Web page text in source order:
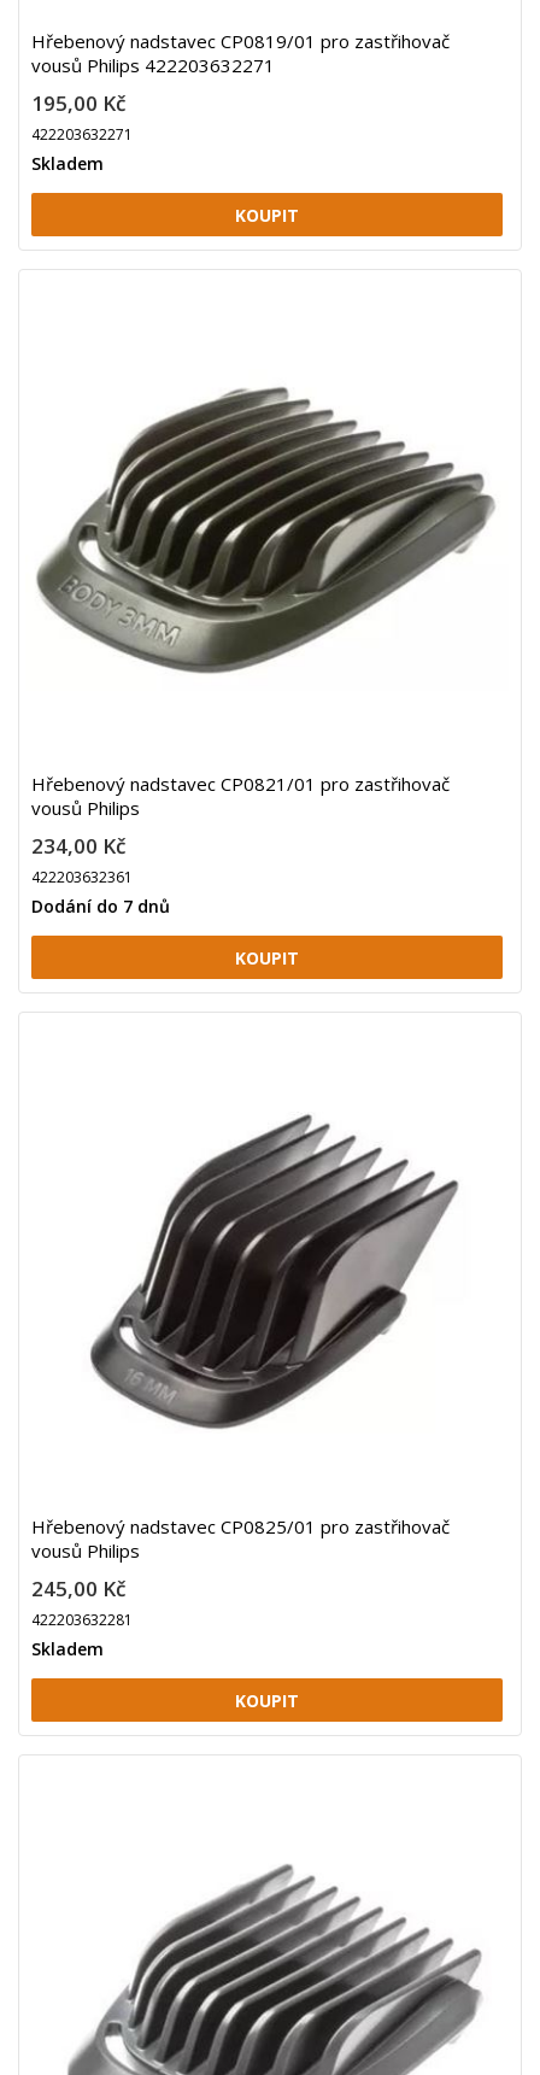
Hřebenový nadstavec CP0819/01 pro zastřihovač
vousů Philips 422203632271
195,00 Kč
422203632271
Skladem
Hřebenový nadstavec CP0821/01 pro zastřihovač
vousů Philips
234,00 Kč
422203632361
Dodání do 7 dnů
Hřebenový nadstavec CP0825/01 pro zastřihovač
vousů Philips
245,00 Kč
422203632281
Skladem